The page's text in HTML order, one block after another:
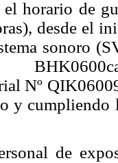
el horario de
desde el
sonoro
Nº
y
de